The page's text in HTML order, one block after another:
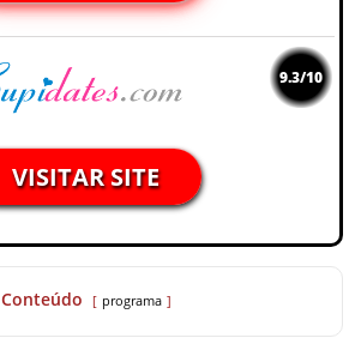
9.3/10
VISITAR SITE
Conteúdo programa